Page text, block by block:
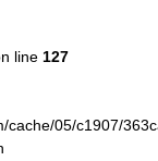
line 127
cache/05/c1907/